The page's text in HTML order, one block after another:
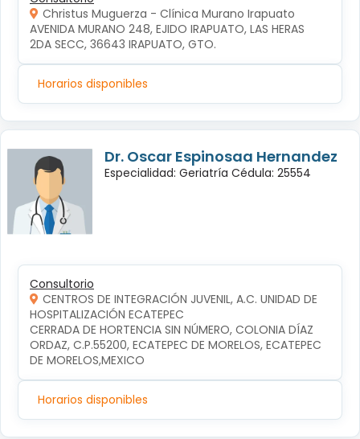
Christus Muguerza - Clínica Murano Irapuato
AVENIDA MURANO 248, EJIDO IRAPUATO, LAS HERAS
2DA SECC, 36643 IRAPUATO, GTO.
Horarios disponibles
Dr. Oscar Espinosaa Hernandez
Especialidad: Geriatría Cédula: 25554
Consultorio
CENTROS DE INTEGRACIÓN JUVENIL, A.C. UNIDAD DE
HOSPITALIZACIÓN ECATEPEC
CERRADA DE HORTENCIA SIN NÚMERO, COLONIA DÍAZ
ORDAZ, C.P.55200, ECATEPEC DE MORELOS, ECATEPEC
DE MORELOS,MEXICO
Horarios disponibles